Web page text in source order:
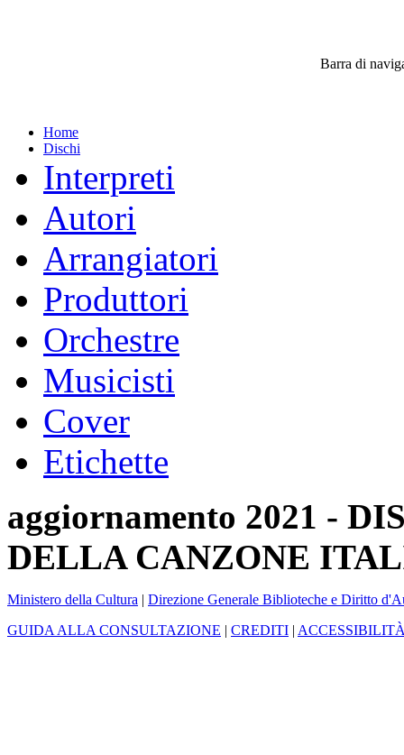
Barra di
Home
Dischi
Interpreti
Autori
Arrangiatori
Produttori
Orchestre
Musicisti
Cover
Etichette
aggiornamento 2021 -
DELLA CANZONE
Ministero della Cultura | Direzione Generale Biblioteche e Diritto
GUIDA ALLA CONSULTAZIONE | CREDITI |